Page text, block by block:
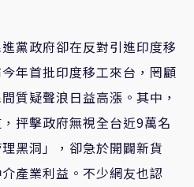
黨政府卻在反對引進印度移
年首批印度移工來台，罔顧
質疑聲浪日益高漲。其中，
抨擊政府無視全台近9萬名
黑洞」，卻急於開闢新貨
產業利益。不少網友也認